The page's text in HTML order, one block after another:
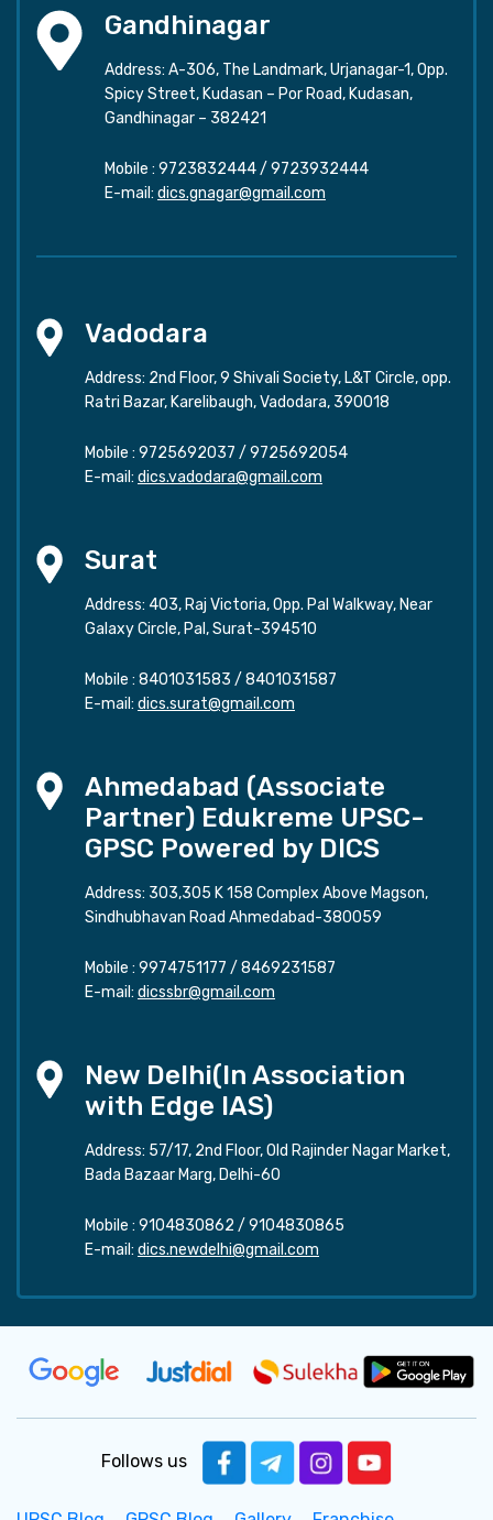
Gandhinagar
Address: A-306, The Landmark, Urjanagar-1, Opp.
Spicy Street, Kudasan – Por Road, Kudasan,
Gandhinagar – 382421
Mobile : 9723832444/ 9723932444
E-mail: dics.gnagar@gmail.com
Vadodara
Address: 2nd Floor, 9 Shivali Society, L&T Circle, opp.
Ratri Bazar, Karelibaugh, Vadodara, 390018
Mobile : 9725692037 / 9725692054
E-mail: dics.vadodara@gmail.com
Surat
Address: 403, Raj Victoria, Opp. Pal Walkway, Near
Galaxy Circle, Pal, Surat-394510
Mobile : 8401031583 / 8401031587
E-mail: dics.surat@gmail.com
Ahmedabad (Associate
Partner) Edukreme UPSC-
GPSC Powered by DICS
Address: 303,305 K 158 Complex Above Magson,
Sindhubhavan Road Ahmedabad-380059
Mobile : 9974751177 / 8469231587
E-mail: dicssbr@gmail.com
New Delhi(In Association
with Edge IAS)
Address: 57/17, 2nd Floor, Old Rajinder Nagar Market,
Bada Bazaar Marg, Delhi-60
Mobile : 9104830862 / 9104830865
E-mail: dics.newdelhi@gmail.com
Follows us